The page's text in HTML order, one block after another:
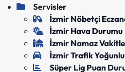
Servisler
İzmir Nöbetçi
İzmir Hava Durumu
İzmir Namaz
İzmir Trafik
Süper Lig Puan